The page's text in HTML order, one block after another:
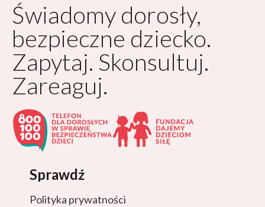
Świadomy dorosły,
bezpieczne dziecko.
Zapytaj. Skonsultuj.
Zareaguj.
Sprawdź
Polityka prywatności